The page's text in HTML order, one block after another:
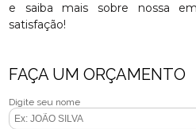
e saiba mais sobre nossa
satisfação!
FAÇA UM ORÇAMENTO
Digite seu nome